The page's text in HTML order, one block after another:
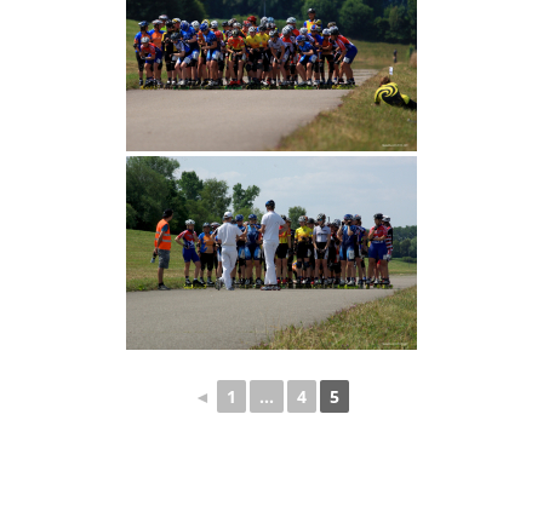
◄ 1 ... 4 5